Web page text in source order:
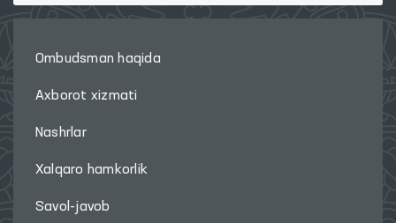
Ombudsman haqida
Axborot xizmati
Nashrlar
Xalqaro hamkorlik
Savol-javob